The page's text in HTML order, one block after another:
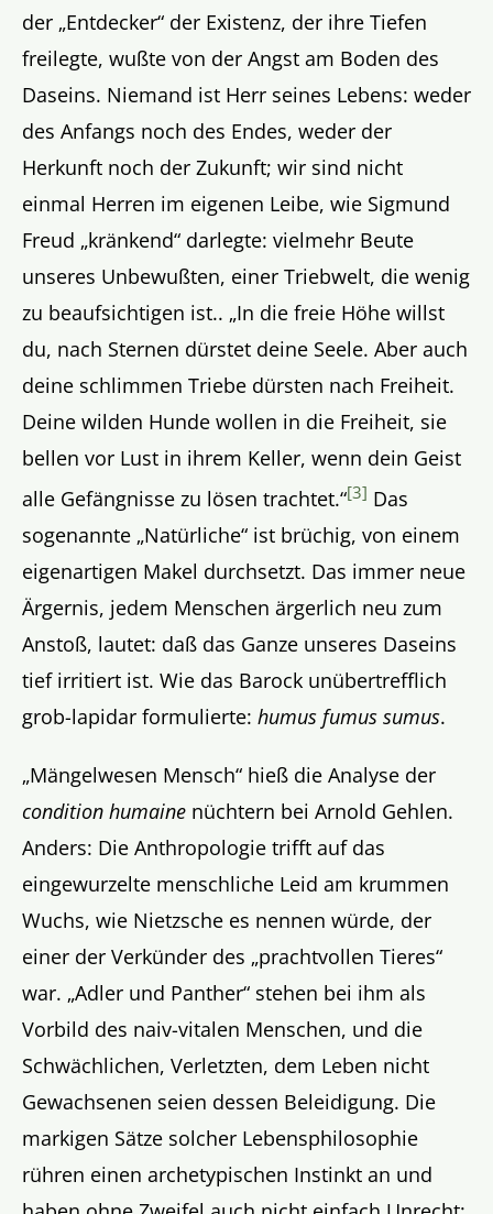
der „Entdecker“ der Existenz, der ihre Tiefen
freilegte, wußte von der Angst am Boden des
Daseins. Niemand ist Herr seines Lebens: weder
des Anfangs noch des Endes, weder der
Herkunft noch der Zukunft; wir sind nicht
einmal Herren im eigenen Leibe, wie Sigmund
Freud „kränkend“ darlegte: vielmehr Beute
unseres Unbewußten, einer Triebwelt, die wenig
zu beaufsichtigen ist.. „In die freie Höhe willst
du, nach Sternen dürstet deine Seele. Aber auch
deine schlimmen Triebe dürsten nach Freiheit.
Deine wilden Hunde wollen in die Freiheit, sie
bellen vor Lust in ihrem Keller, wenn dein Geist
alle Gefängnisse zu lösen trachtet.“[3] Das
sogenannte „Natürliche“ ist brüchig, von einem
eigenartigen Makel durchsetzt. Das immer neue
Ärgernis, jedem Menschen ärgerlich neu zum
Anstoß, lautet: daß das Ganze unseres Daseins
tief irritiert ist. Wie das Barock unübertrefflich
grob-lapidar formulierte: humus fumus sumus.
„Mängelwesen Mensch“ hieß die Analyse der
condition humaine nüchtern bei Arnold Gehlen.
Anders: Die Anthropologie trifft auf das
eingewurzelte menschliche Leid am krummen
Wuchs, wie Nietzsche es nennen würde, der
einer der Verkünder des „prachtvollen Tieres“
war. „Adler und Panther“ stehen bei ihm als
Vorbild des naiv-vitalen Menschen, und die
Schwächlichen, Verletzten, dem Leben nicht
Gewachsenen seien dessen Beleidigung. Die
markigen Sätze solcher Lebensphilosophie
rühren einen archetypischen Instinkt an und